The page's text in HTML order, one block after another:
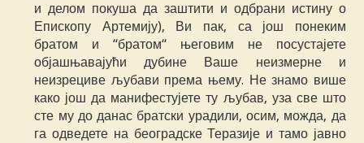
и делом покуша да заштити и одбрани истину о
Епископу Артемију), Ви пак, са још понеким
братом и “братом“ његовим не посустајете
објашњавајући дубине Ваше неизмерне и
неизрециве љубави према њему. Не знамо више
како још да манифестујете ту љубав, уза све што
сте му до данас братски урадили, осим, можда, да
га одведете на београдске Теразије и тамо јавно